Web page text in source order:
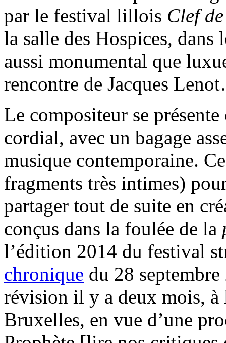
par le festival lillois Clef
la salle des Hospices, dans
aussi monumental que
rencontre de Jacques
Le compositeur se
cordial, avec un bagage
musique contemporaine.
fragments très intimes)
partager tout de suite en
conçus dans la foulée de la
l’édition 2014 du festival
chronique du 28
révision il y a deux mois, à
Bruxelles, en vue d’une